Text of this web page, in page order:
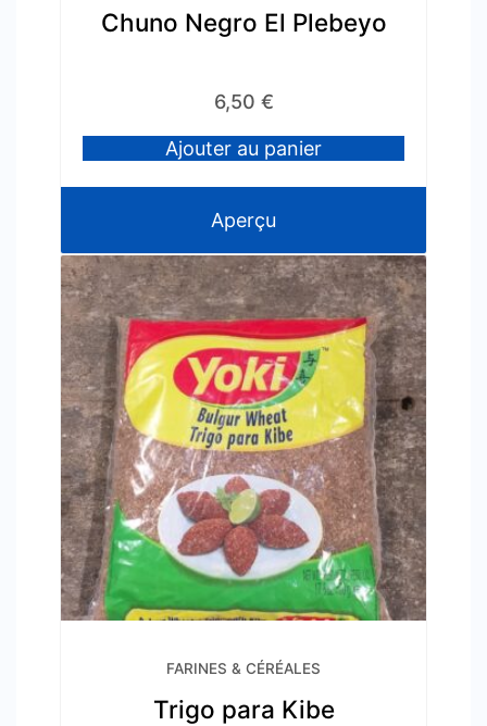
Chuno Negro El Plebeyo
6,50 €
Ajouter au panier
Aperçu
FARINES & CÉRÉALES
Trigo para Kibe